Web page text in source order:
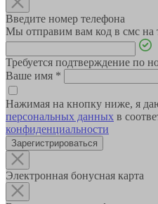
Введите номер телефона
Мы отправим вам код в смс на
Требуется подтверждение по
Ваше имя *
Нажимая на кнопку ниже, я
персональных данных в
конфиденциальности
Зарегистрироваться
Электронная бонусная карта